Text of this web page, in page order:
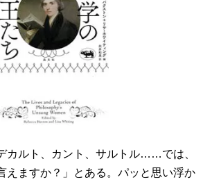
カルト、カント、サルトル……では、
えますか？」とある。パッと思い浮か